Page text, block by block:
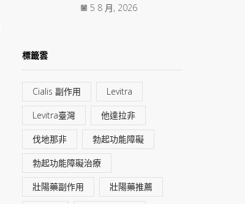
5 8 月, 2026
標籤雲
Cialis 副作用 Levitra
Levitra臺灣 他達拉非
伐地那非 勃起功能障礙
勃起功能障礙治療
壯陽藥副作用 壯陽藥推薦